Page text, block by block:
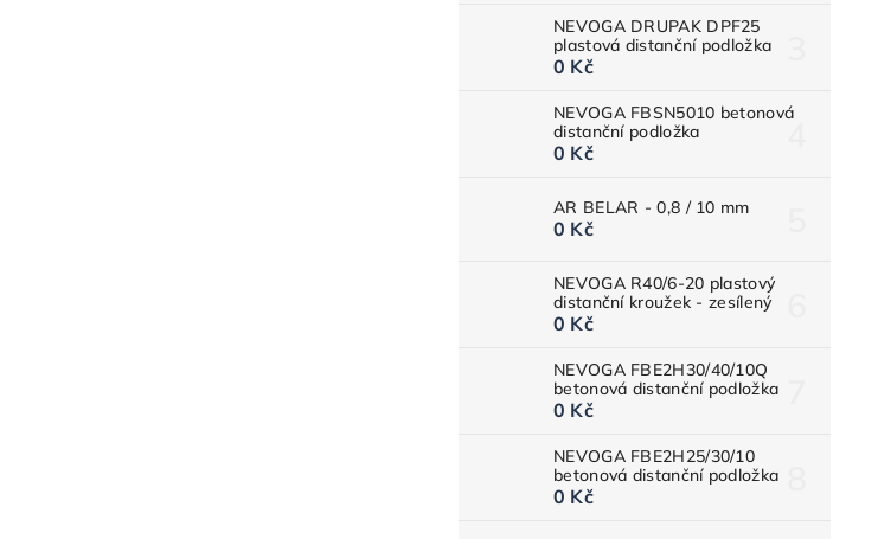
NEVOGA DRUPAK DPF25
plastová distanční podložka
0 Kč
NEVOGA FBSN5010 betonová
distanční podložka
0 Kč
AR BELAR - 0,8 / 10 mm
0 Kč
NEVOGA R40/6-20 plastový
distanční kroužek - zesílený
0 Kč
NEVOGA FBE2H30/40/10Q
betonová distanční podložka
0 Kč
NEVOGA FBE2H25/30/10
betonová distanční podložka
0 Kč